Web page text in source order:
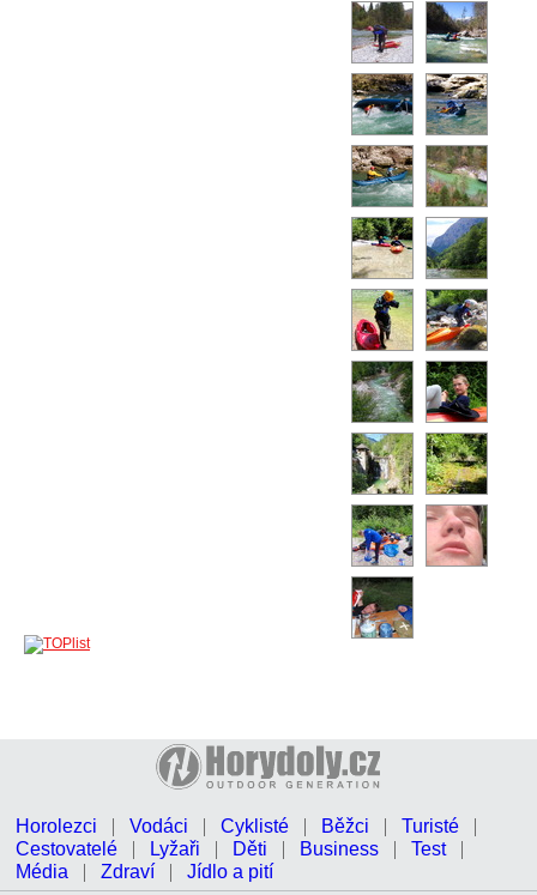
Horolezci Vodáci Cyklisté Běžci
Turisté
Cestovatelé
Lyžaři Děti Business
Test
Média
Zdraví Jídlo a pití